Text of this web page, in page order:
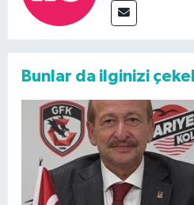
Bunlar da ilginizi